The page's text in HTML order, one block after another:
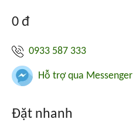
0 đ
0933 587 333
Hỗ trợ qua Messenger
Đặt nhanh